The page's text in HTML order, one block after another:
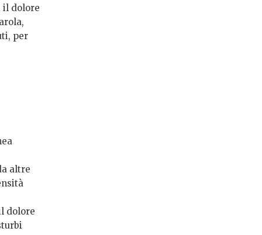
il dolore
per
altre
dolore